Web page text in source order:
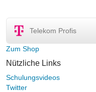
Telekom Profis
Zum Shop
Nützliche Links
Schulungsvideos
Twitter